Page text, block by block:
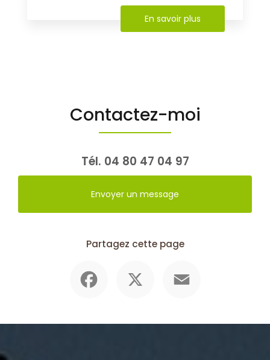
En savoir plus
Contactez-moi
Tél. 04 80 47 04 97
Envoyer un message
Partagez cette page